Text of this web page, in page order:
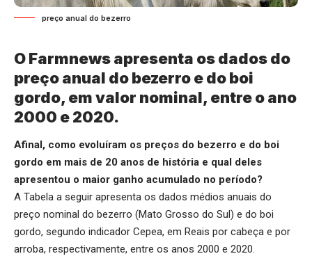
preço anual do bezerro
O Farmnews apresenta os dados do
preço anual do bezerro e do boi
gordo, em valor nominal, entre o ano
2000 e 2020.
Afinal, como evoluíram os preços do bezerro e do boi
gordo em mais de 20 anos de história e qual deles
apresentou o maior ganho acumulado no período?
A Tabela a seguir apresenta os dados médios anuais do
preço nominal do bezerro (Mato Grosso do Sul) e do boi
gordo, segundo indicador Cepea, em Reais por cabeça e por
arroba, respectivamente, entre os anos 2000 e 2020.